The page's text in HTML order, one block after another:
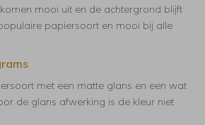
mooi uit en de achtergrond blijft
papiersoort en mooi bij alle
met een matte glans en een wat
de glans afwerking is de kleur niet